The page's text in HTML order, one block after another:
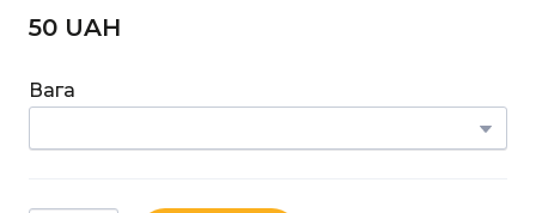
50 UAН
Вага